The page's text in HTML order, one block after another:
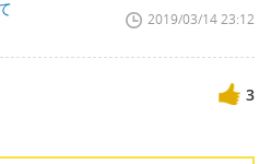
2019/03/14 23:12
3